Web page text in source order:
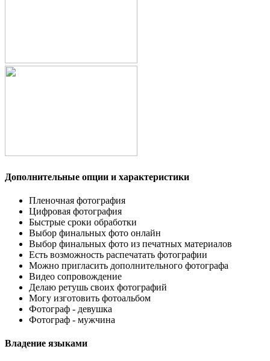
Дополнительные опции и характеристики
Пленочная фотография
Цифровая фотография
Быстрые сроки обработки
Выбор финальных фото онлайн
Выбор финальных фото из печатных материалов
Есть возможность распечатать фотографии
Можно пригласить дополнительного фотографа
Видео сопровождение
Делаю ретушь своих фотографий
Могу изготовить фотоальбом
Фотограф - девушка
Фотограф - мужчина
Владение языками